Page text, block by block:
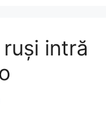
intră